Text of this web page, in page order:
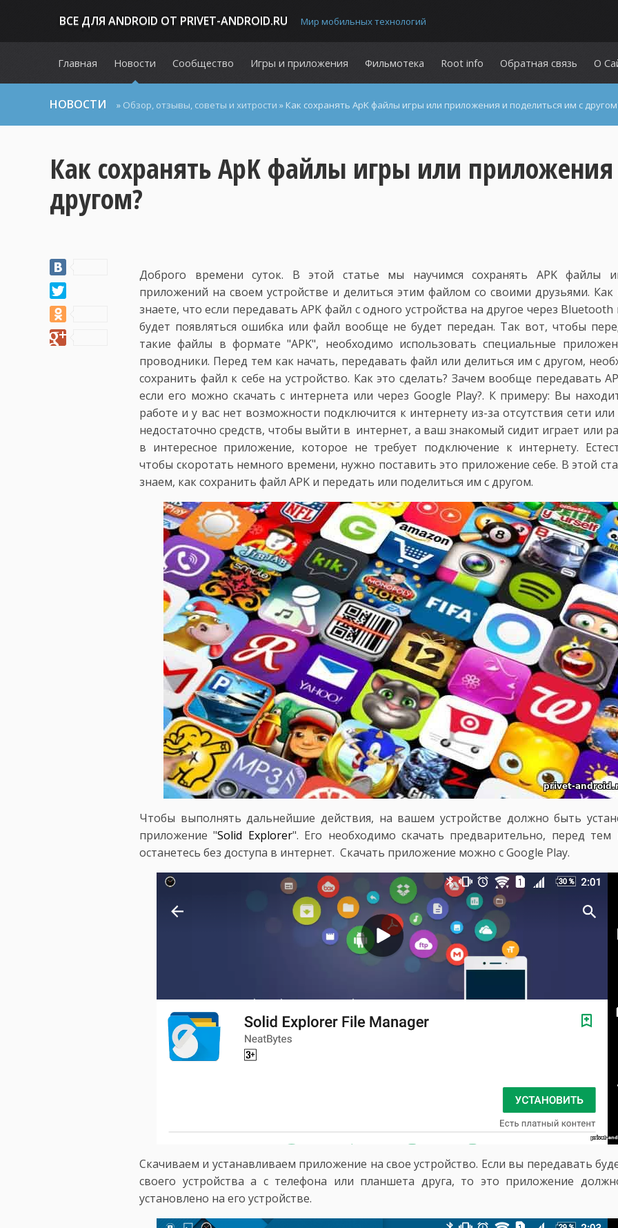
ВСЕ ДЛЯ ANDROID ОТ PRIVET-ANDROID.RU Мир мобильных технологий
Главная Новости Сообщество Игры и приложения Фильмотека Root info Обратная связь О
НОВОСТИ » Обзор, отзывы, советы и хитрости » Как сохранять ApK файлы игры или приложения и поделиться им с
Как сохранять ApK файлы игры или
другом?
Доброго времени суток. В этой статье мы научимся сохранять APK файлы
приложений на своем устройстве и делиться этим файлом со своими друзьями.
знаете, что если передавать APK файл с одного устройства на другое через Bluetooth
будет появляться ошибка или файл вообще не будет передан. Так вот, чтобы
такие файлы в формате "APK", необходимо использовать специальные
проводники. Перед тем как начать, передавать файл или делиться им с другом,
сохранить файл к себе на устройство. Как это сделать? Зачем вообще передавать
если его можно скачать с интернета или через Google Play?. К примеру: Вы
работе и у вас нет возможности подключится к интернету из-за отсутствия сети или
недостаточно средств, чтобы выйти в интернет, а ваш знакомый сидит играет или
в интересное приложение, которое не требует подключение к интернету.
чтобы скоротать немного времени, нужно поставить это приложение себе. В этой
знаем, как сохранить файл APK и передать или поделиться им с другом.
Чтобы выполнять дальнейшие действия, на вашем устройстве должно быть
приложение "Solid Explorer". Его необходимо скачать предварительно, перед тем
останетесь без доступа в интернет. Скачать приложение можно с Google Play.
Скачиваем и устанавливаем приложение на свое устройство. Если вы передавать
своего устройства а с телефона или планшета друга, то это приложение
установлено на его устройстве.